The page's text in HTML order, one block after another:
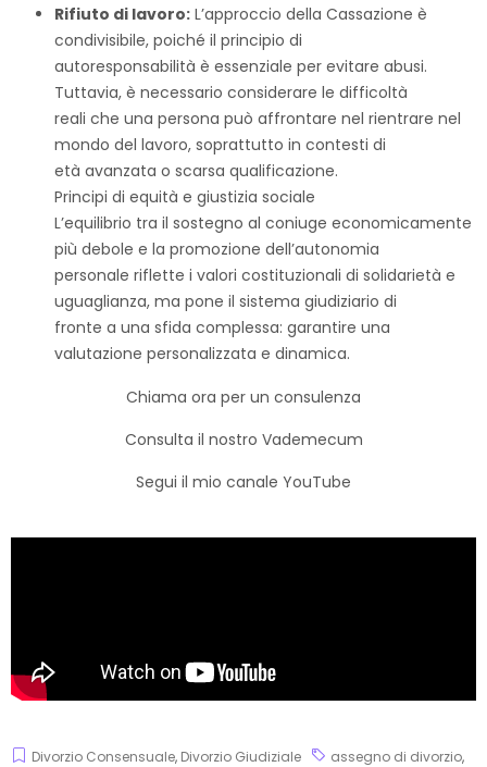
Rifiuto di lavoro: L’approccio della Cassazione è
condivisibile, poiché il principio di
autoresponsabilità è essenziale per evitare abusi.
Tuttavia, è necessario considerare le difficoltà
reali che una persona può affrontare nel rientrare nel
mondo del lavoro, soprattutto in contesti di
età avanzata o scarsa qualificazione.
Principi di equità e giustizia sociale
L’equilibrio tra il sostegno al coniuge economicamente
più debole e la promozione dell’autonomia
personale riflette i valori costituzionali di solidarietà e
uguaglianza, ma pone il sistema giudiziario di
fronte a una sfida complessa: garantire una
valutazione personalizzata e dinamica.
Chiama ora per un consulenza
Consulta il nostro Vademecum
Segui il mio canale YouTube
Divorzio Consensuale, Divorzio Giudiziale assegno di divorzio,